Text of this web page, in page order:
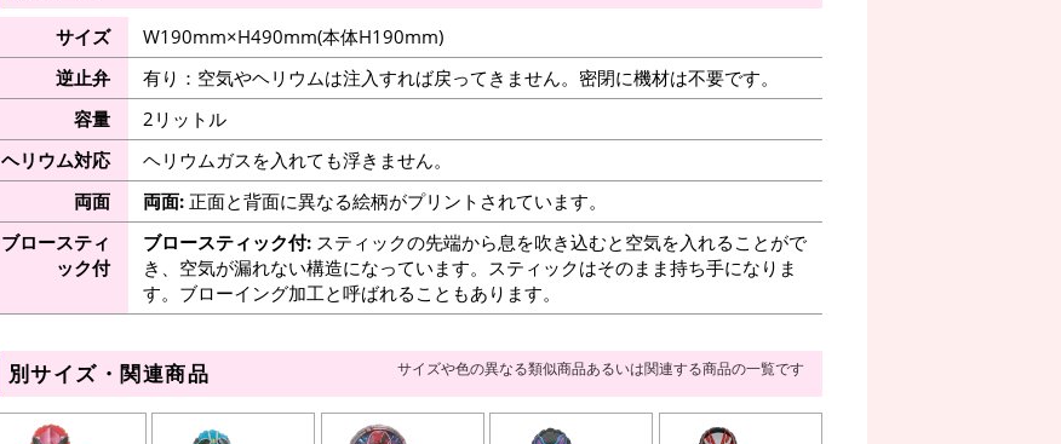
サイズ
W190mm×H490mm(本体H190mm)
逆止弁
有り：空気やヘリウムは注入すれば戻ってきません。密閉に機材は不要です。
容量
2リットル
ヘリウム対応
ヘリウムガスを入れても浮きません。
両面
両面:正面と背面に異なる絵柄がプリントされています。
ブロースティ
ック付
ブロースティック付:スティックの先端から息を吹き込むと空気を入れることがで
き、空気が漏れない構造になっています。スティックはそのまま持ち手になりま
す。ブローイング加工と呼ばれることもあります。
別サイズ・関連商品 サイズや色の異なる類似商品あるいは関連する商品の一覧です